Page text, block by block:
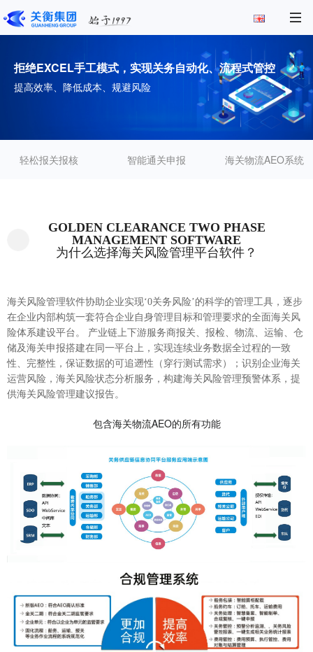
拒绝EXCEL手工模式，实现关务自动化、流程式管控
提高效率、降低成本、规避风险
轻松报关报核 智能通关申报 海关物流AEO系统
GOLDEN CLEARANCE TWO PHASE
MANAGEMENT SOFTWARE
为什么选择海关风险管理平台软件？
海关风险管理软件协助企业实现‘0关务风险’的科学的管理工具，逐步
在企业内部构筑一套符合企业自身管理目标和管理要求的全面海关风
险体系建设平台。 产业链上下游服务商报关、报检、物流、运输、仓
储及海关申报搭建在同一平台上，实现连续业务数据全过程的一致
性、完整性，保证数据的可追遡性（穿行测试需求）；识别企业海关
运营风险，海关风险状态分析服务，构建海关风险管理预警体系，提
供海关风险管理建议报告。
包含海关物流AEO的所有功能